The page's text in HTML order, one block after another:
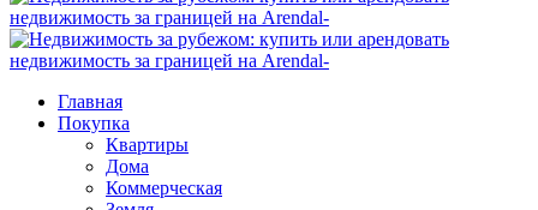
Главная
Покупка
Квартиры
Дома
Коммерческая